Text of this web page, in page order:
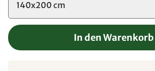
140x200 cm
In den Warenkorb